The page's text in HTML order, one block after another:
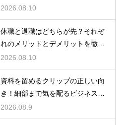
きの流れ
2026.08.10
休職と退職はどちらが先？それぞ
れのメリットとデメリットを徹底
解説
2026.08.10
資料を留めるクリップの正しい向
き！細部まで気を配るビジネスマ
ナーの基本
2026.08.9